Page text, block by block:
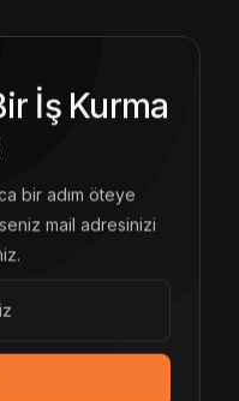
İş Kurma
bir adım öteye
mail adresinizi